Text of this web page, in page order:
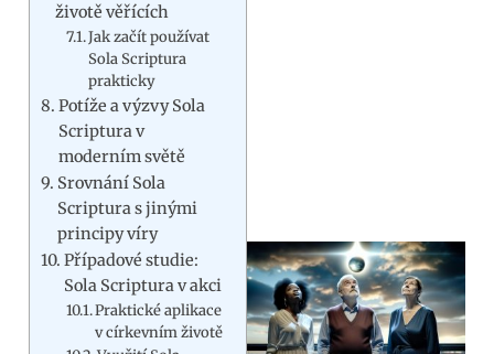
životě věřících
Jak začít používat
Sola Scriptura
prakticky
Potíže a výzvy Sola
Scriptura v
moderním světě
Srovnání Sola
Scriptura s jinými
principy víry
Případové studie:
Sola Scriptura v akci
Praktické aplikace
v církevním životě